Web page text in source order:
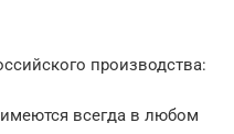
производства:
всегда в любом